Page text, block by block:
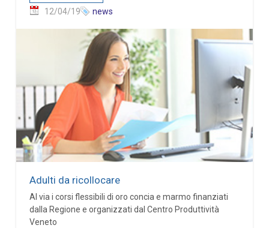
12/04/19 news
Adulti da ricollocare
Al via i corsi flessibili di oro concia e marmo finanziati
dalla Regione e organizzati dal Centro Produttività
Veneto